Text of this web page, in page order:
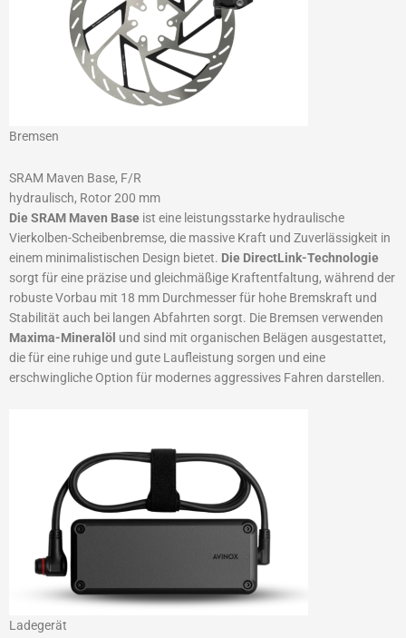
Bremsen
SRAM Maven Base, F/R
hydraulisch, Rotor 200 mm
Die SRAM Maven Base ist eine leistungsstarke hydraulische
Vierkolben-Scheibenbremse, die massive Kraft und Zuverlässigkeit in
einem minimalistischen Design bietet. Die DirectLink-Technologie
sorgt für eine präzise und gleichmäßige Kraftentfaltung, während der
robuste Vorbau mit 18 mm Durchmesser für hohe Bremskraft und
Stabilität auch bei langen Abfahrten sorgt. Die Bremsen verwenden
Maxima-Mineralöl und sind mit organischen Belägen ausgestattet,
die für eine ruhige und gute Laufleistung sorgen und eine
erschwingliche Option für modernes aggressives Fahren darstellen.
Ladegerät